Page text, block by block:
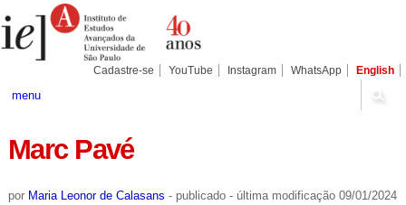
para
conteúdo.
Pessoais
Cadastre-se YouTube Instagram WhatsApp English
menu
Marc Pavé
por Maria Leonor de Calasans - publicado - última modificação09/01/2024